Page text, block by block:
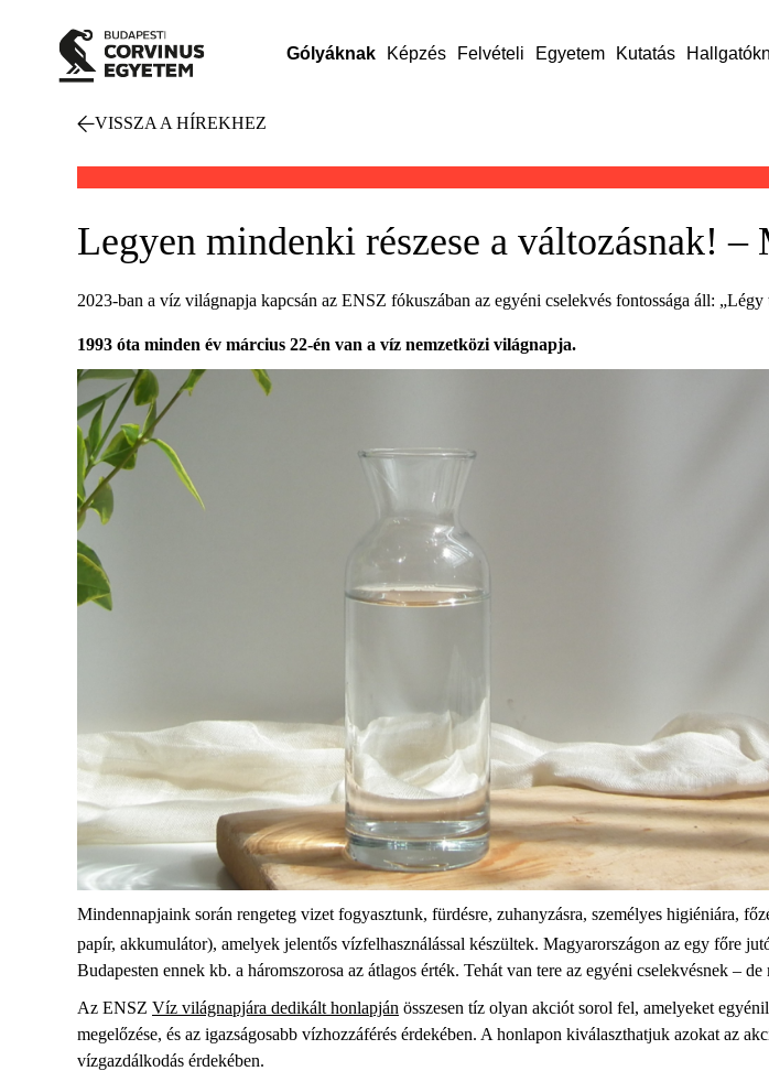
Gólyáknak Képzés Felvételi Egyetem Kutatás
VISSZA A HÍREKHEZ
Legyen mindenki részese a változásnak!
2023-ban a víz világnapja kapcsán az ENSZ fókuszában az egyéni cselekvés fontossága áll:
1993 óta minden év március 22-én van a víz nemzetközi világnapja.
Mindennapjaink során rengeteg vizet fogyasztunk, fürdésre, zuhanyzásra, személyes higiéniára,
papír, akkumulátor), amelyek jelentős vízfelhasználással készültek. Magyarországon az egy főre
Budapesten ennek kb. a háromszorosa az átlagos érték. Tehát van tere az egyéni cselekvésnek –
Az ENSZ Víz világnapjára dedikált honlapján összesen tíz olyan akciót sorol fel, amelyeket
megelőzése, és az igazságosabb vízhozzáférés érdekében. A honlapon kiválaszthatjuk azokat az
vízgazdálkodás érdekében.